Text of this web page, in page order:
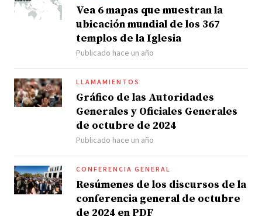
Vea 6 mapas que muestran la
ubicación mundial de los 367
templos de la Iglesia
Publicado hace un año
LLAMAMIENTOS
Gráfico de las Autoridades
Generales y Oficiales Generales
de octubre de 2024
Publicado hace un año
CONFERENCIA GENERAL
Resúmenes de los discursos de la
conferencia general de octubre
de 2024 en PDF